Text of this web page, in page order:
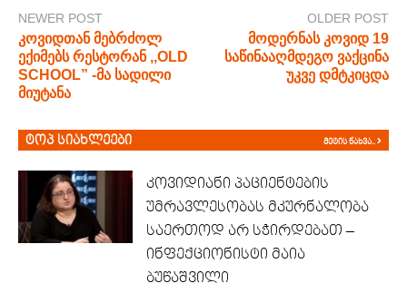
NEWER POST
კოვიდთან მებრძოლ
ექიმებს რესტორან ,,OLD
SCHOOL” -მა სადილი
მიუტანა
OLDER POST
მოდერნას კოვიდ 19
საწინააღმდეგო ვაქცინა
უკვე დმტკიცდა
ტოპ სიახლეები მეტის ნახვა..
კოვიდიანი პაციენტების
უმრავლესობას მკურნალობა
საერთოდ არ სჭირდებათ –
ინფექციონისტი მაია
ბუწაშვილი